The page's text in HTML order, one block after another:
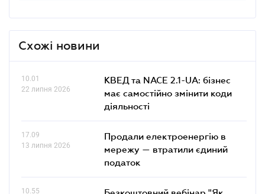
Схожі новини
10.01
22 липня 2026
КВЕД та NACE 2.1-UA: бізнес
має самостійно змінити коди
діяльності
17.09
13 липня 2026
Продали електроенергію в
мережу — втратили єдиний
податок
10.55